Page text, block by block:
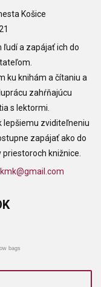
Košice
a zapájať ich do
ku knihám a čítaniu a
zahŕňajúcu
s lektormi.
lepšiemu zviditeľneniu
zapájať ako do
knižnice.
bags